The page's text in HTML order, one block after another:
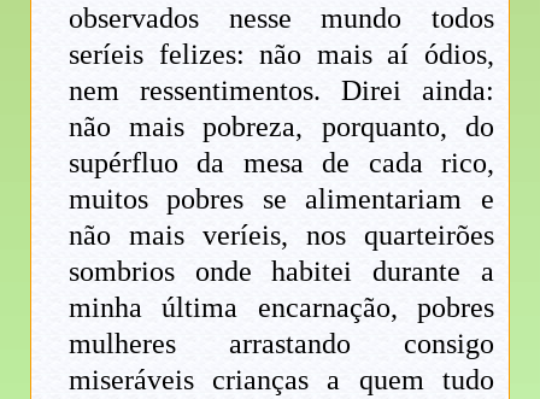
observados nesse mundo todos
seríeis felizes: não mais aí ódios,
nem ressentimentos. Direi ainda:
não mais pobreza, porquanto, do
supérfluo da mesa de cada rico,
muitos pobres se alimentariam e
não mais veríeis, nos quarteirões
sombrios onde habitei durante a
minha última encarnação, pobres
mulheres arrastando consigo
miseráveis crianças a quem tudo